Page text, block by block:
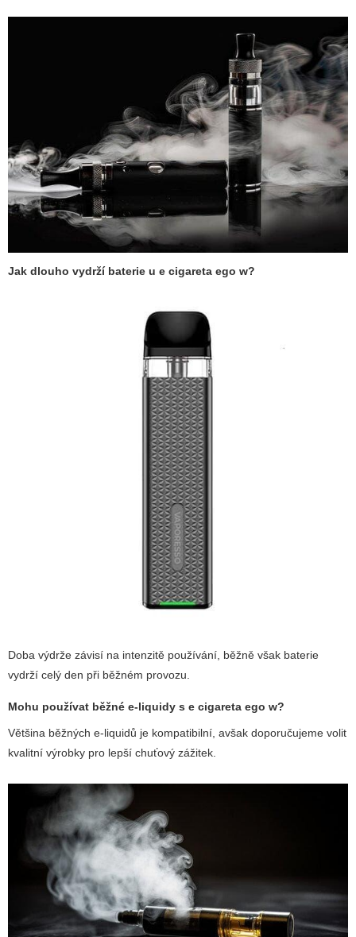
Jak dlouho vydrží baterie u e cigareta ego w?
Doba výdrže závisí na intenzitě používání, běžně však baterie
vydrží celý den při běžném provozu.
Mohu používat běžné e-liquidy s e cigareta ego w?
Většina běžných e-liquidů je kompatibilní, avšak doporučujeme volit
kvalitní výrobky pro lepší chuťový zážitek.